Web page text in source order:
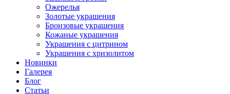
Ожерелья
Золотые украшения
Бронзовые украшения
Кожаные украшения
Украшения с цитрином
Украшения с хризолитом
Новинки
Галерея
Блог
Статьи